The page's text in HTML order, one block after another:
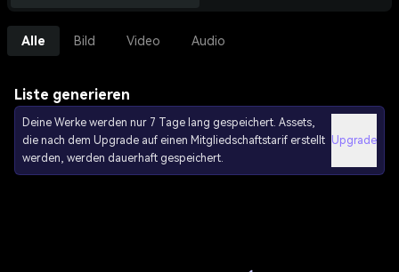
Alle Bild Video Audio
Liste generieren
Deine Werke werden nur 7 Tage lang gespeichert. Assets,
die nach dem Upgrade auf einen Mitgliedschaftstarif erstellt
werden, werden dauerhaft gespeichert.
Upgrade